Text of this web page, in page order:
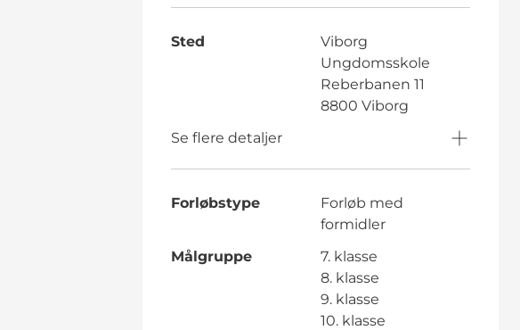
Sted
Viborg
Ungdomsskole
Reberbanen 11
8800 Viborg
Se flere detaljer
Forløbstype
Forløb med
formidler
Målgruppe
7. klasse
8. klasse
9. klasse
10. klasse